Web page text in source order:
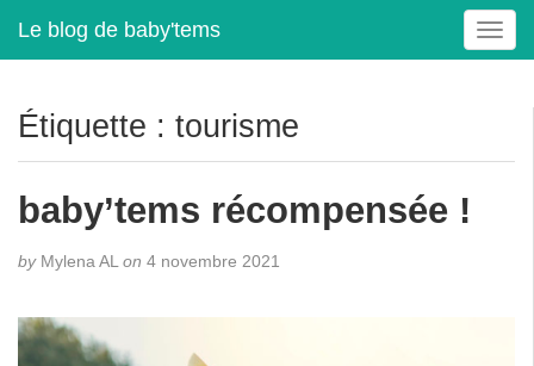
Le blog de baby'tems
T
o
e
Étiquette : tourisme
baby’tems récompensée !
byMylena AL on 4 novembre 2021